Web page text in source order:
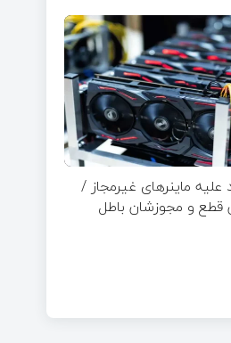
ماینرهای غیرمجاز /
قطع و مجوزشان باطل